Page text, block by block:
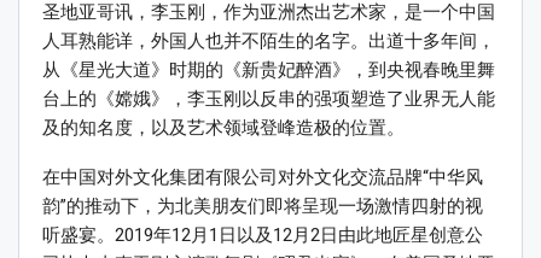
圣地亚哥讯，李玉刚，作为亚洲杰出艺术家，是一个中国
人耳熟能详，外国人也并不陌生的名字。出道十多年间，
从《星光大道》时期的《新贵妃醉酒》，到央视春晚里舞
台上的《嫦娥》，李玉刚以反串的强项塑造了业界无人能
及的知名度，以及艺术领域登峰造极的位置。
在中国对外文化集团有限公司对外文化交流品牌“中华风
韵”的推动下，为北美朋友们即将呈现一场激情四射的视
听盛宴。2019年12月1日以及12月2日由此地匠星创意公